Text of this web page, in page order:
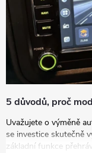
5 důvodů, proč
Uvažujete o výměně
se investice skutečně
základní funkce